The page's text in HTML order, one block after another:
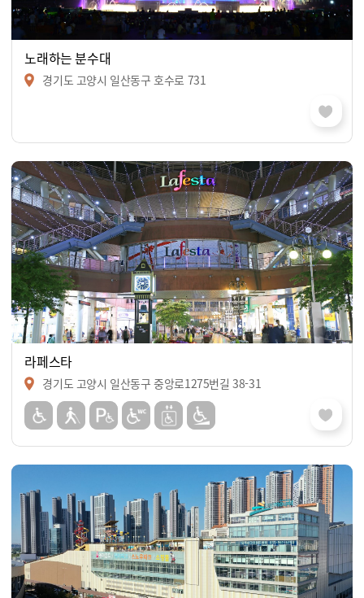
노래하는 분수대
경기도 고양시 일산동구 호수로 731
라페스타
경기도 고양시 일산동구 중앙로1275번길 38-31